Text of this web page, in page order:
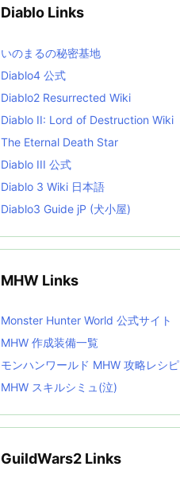
e
i
s
t
Diablo Links
いのまるの秘密基地
Diablo4 公式
Diablo2 Resurrected Wiki
Diablo II: Lord of Destruction Wiki
The Eternal Death Star
Diablo III 公式
Diablo 3 Wiki 日本語
Diablo3 Guide jP (犬小屋)
MHW Links
Monster Hunter World 公式サイト
MHW 作成装備一覧
モンハンワールド MHW 攻略レシピ
MHW スキルシミュ(泣)
GuildWars2 Links